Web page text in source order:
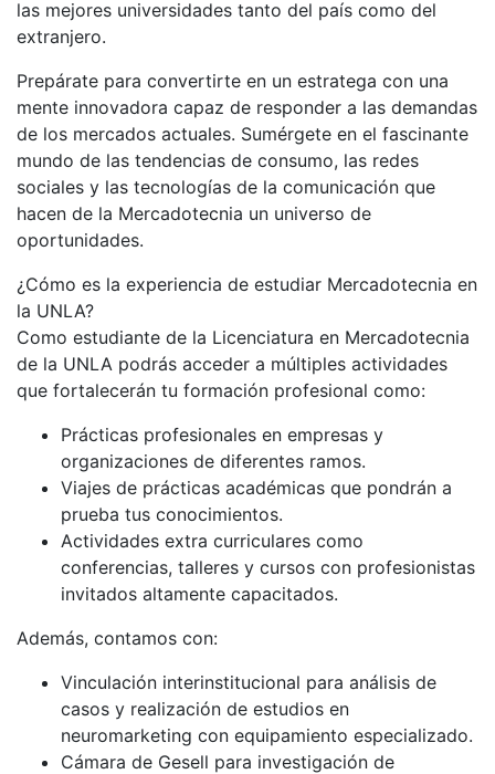
las mejores universidades tanto del país como del
extranjero.
Prepárate para convertirte en un estratega con una
mente innovadora capaz de responder a las demandas
de los mercados actuales. Sumérgete en el fascinante
mundo de las tendencias de consumo, las redes
sociales y las tecnologías de la comunicación que
hacen de la Mercadotecnia un universo de
oportunidades.
¿Cómo es la experiencia de estudiar Mercadotecnia en
la UNLA?
Como estudiante de la Licenciatura en Mercadotecnia
de la UNLA podrás acceder a múltiples actividades
que fortalecerán tu formación profesional como:
Prácticas profesionales en empresas y
organizaciones de diferentes ramos.
Viajes de prácticas académicas que pondrán a
prueba tus conocimientos.
Actividades extra curriculares como
conferencias, talleres y cursos con profesionistas
invitados altamente capacitados.
Además, contamos con:
Vinculación interinstitucional para análisis de
casos y realización de estudios en
neuromarketing con equipamiento especializado.
Cámara de Gesell para investigación de